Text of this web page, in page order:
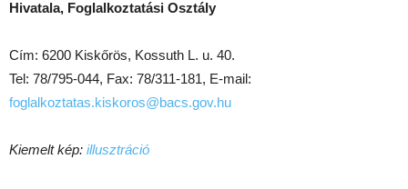
Hivatala, Foglalkoztatási Osztály
Cím: 6200 Kiskőrös, Kossuth L. u. 40.
Tel: 78/795-044, Fax: 78/311-181, E-mail:
foglalkoztatas.kiskoros@bacs.gov.hu
Kiemelt kép: illusztráció